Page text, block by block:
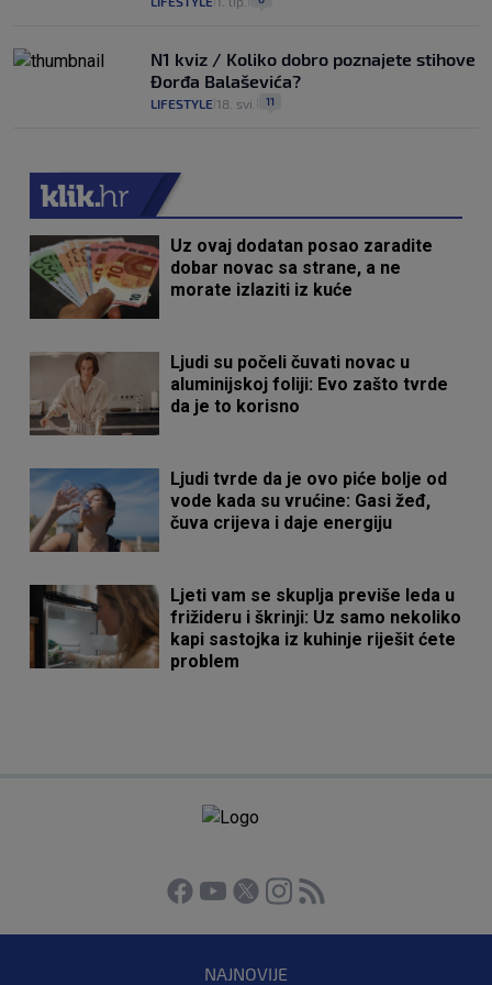
N1 kviz / Koliko dobro poznajete stihove
Đorđa Balaševića?
LIFESTYLE 18. svi. 11
Uz ovaj dodatan posao zaradite
dobar novac sa strane, a ne
morate izlaziti iz kuće
Ljudi su počeli čuvati novac u
aluminijskoj foliji: Evo zašto tvrde
da je to korisno
Ljudi tvrde da je ovo piće bolje od
vode kada su vrućine: Gasi žeđ,
čuva crijeva i daje energiju
Ljeti vam se skuplja previše leda u
frižideru i škrinji: Uz samo nekoliko
kapi sastojka iz kuhinje riješit ćete
problem
NAJNOVIJE